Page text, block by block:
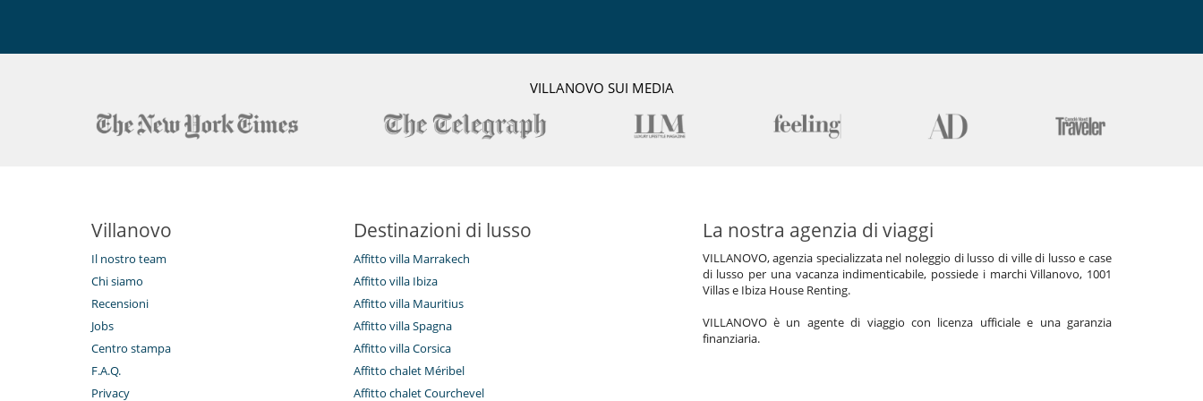
VILLANOVO SUI MEDIA
Villanovo
Il nostro team
Chi siamo
Recensioni
Jobs
Centro stampa
F.A.Q.
Privacy
Destinazioni di lusso
Affitto villa Marrakech
Affitto villa Ibiza
Affitto villa Mauritius
Affitto villa Spagna
Affitto villa Corsica
Affitto chalet Méribel
Affitto chalet Courchevel
La nostra agenzia di viaggi
VILLANOVO, agenzia specializzata nel noleggio di lusso di ville di lusso e case
di lusso per una vacanza indimenticabile, possiede i marchi Villanovo, 1001
Villas e Ibiza House Renting.
VILLANOVO è un agente di viaggio con licenza ufficiale e una garanzia
finanziaria.